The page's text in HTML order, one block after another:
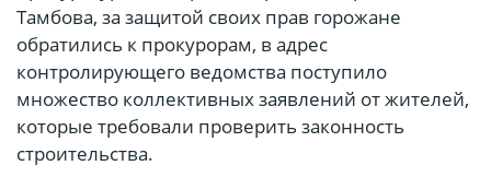
Тамбова, за защитой своих прав горожане
обратились к прокурорам, в адрес
контролирующего ведомства поступило
множество коллективных заявлений от жителей,
которые требовали проверить законность
строительства.